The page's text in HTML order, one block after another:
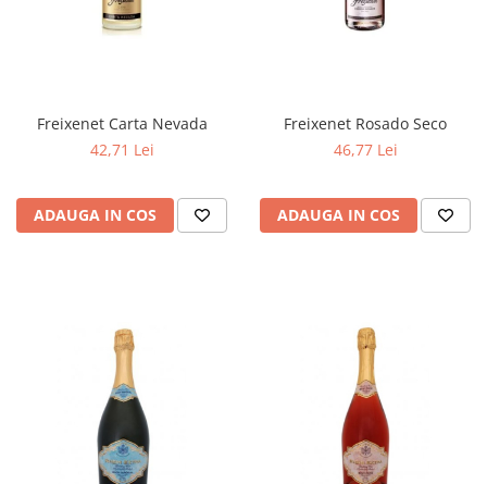
Freixenet Carta Nevada
42,71 Lei
ADAUGA IN COS
Freixenet Rosado Seco
46,77 Lei
ADAUGA IN COS